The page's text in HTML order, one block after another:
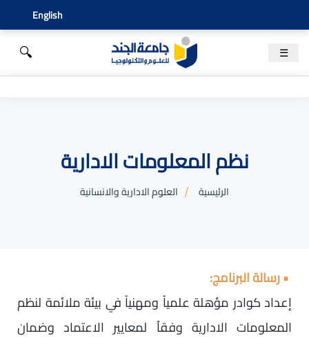
English
☰
🔍
نظم المعلومات الادارية
الرئيسية العلوم الادارية والانسانية
• رسالة البرنامج:
إعداد كوادر مؤهلة علمياً ومهنياً في بيئة ملائمة لنظم
المعلومات الادارية وفقاُ لمعايير الاعتماد وضمان